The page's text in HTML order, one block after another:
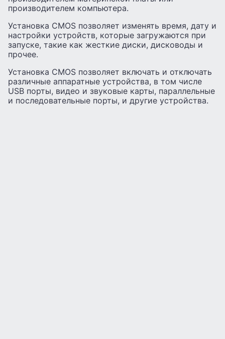
производителем компьютера.
Установка CMOS позволяет изменять время, дату и
настройки устройств, которые загружаются при
запуске, такие как жесткие диски, дисководы и
прочее.
Установка CMOS позволяет включать и отключать
различные аппаратные устройства, в том числе
USB порты, видео и звуковые карты, параллельные
и последовательные порты, и другие устройства.